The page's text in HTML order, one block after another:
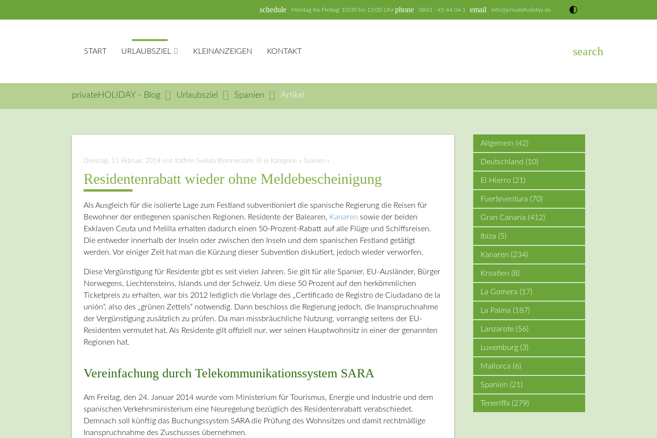
email info@privateholiday.de
phone 0841 - 45 44 04 1
schedule Montag bis Freitag: 10:00 bis 15:00 Uhr
START URLAUBSZIEL KLEINANZEIGEN KONTAKT search
Suchbegriffe SUCHEN
privateHOLIDAY - Blog Urlaubsziel Spanien Artikel
Dienstag, 11 Februar, 2014 von Kathrin Switala (Kommentare: 0) in Kategorie » Spanien «
Residentenrabatt wieder ohne Meldebescheinigung
Als Ausgleich für die isolierte Lage zum Festland subventioniert die spanische Regierung die Reisen für
Bewohner der entlegenen spanischen Regionen. Residente der Balearen, Kanaren sowie der beiden
Exklaven Ceuta und Melilla erhalten dadurch einen 50-Prozent-Rabatt auf alle Flüge und Schiffsreisen.
Die entweder innerhalb der Inseln oder zwischen den Inseln und dem spanischen Festland getätigt
werden. Vor einiger Zeit hat man die Kürzung dieser Subvention diskutiert, jedoch wieder verworfen.
Diese Vergünstigung für Residente gibt es seit vielen Jahren. Sie gilt für alle Spanier, EU-Ausländer, Bürger
Norwegens, Liechtensteins, Islands und der Schweiz. Um diese 50 Prozent auf den herkömmlichen
Ticketpreis zu erhalten, war bis 2012 lediglich die Vorlage des „Certificado de Registro de Ciudadano de la
unión“, also des „grünen Zettels“ notwendig. Dann beschloss die Regierung jedoch, die Inanspruchnahme
der Vergünstigung zusätzlich zu prüfen. Da man missbräuchliche Nutzung, vorrangig seitens der EU-
Residenten vermutet hat. Als Residente gilt offiziell nur, wer seinen Hauptwohnsitz in einer der genannten
Regionen hat.
Vereinfachung durch Telekommunikationssystem SARA
Am Freitag, den 24. Januar 2014 wurde vom Ministerium für Tourismus, Energie und Industrie und dem
spanischen Verkehrsministerium eine Neuregelung bezüglich des Residentenrabatt verabschiedet.
Demnach soll künftig das Buchungssystem SARA die Prüfung des Wohnsitzes und damit rechtmäßige
Inanspruchnahme des Zuschusses übernehmen.
Allgemein (42)
Deutschland (10)
El Hierro (21)
Fuerteventura (70)
Gran Canaria (412)
Ibiza (5)
Kanaren (234)
Kroatien (8)
La Gomera (17)
La Palma (187)
Lanzarote (56)
Luxemburg (3)
Mallorca (6)
Spanien (21)
Teneriffa (279)